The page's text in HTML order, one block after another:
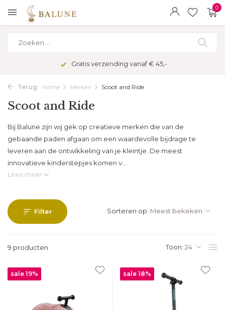
0
Gratis verzending vanaf € 45,-
Terug Home Merken Scoot and Ride
Scoot and Ride
Bij Balune zijn wij gek op creatieve merken die van de
gebaande paden afgaan om een waardevolle bijdrage te
leveren aan de ontwikkeling van je kleintje. De meest
innovatieve kinderstepjes komen v...
Lees meer
Filter
9 producten Toon:
Sorteren op:
sale 19% sale 18%